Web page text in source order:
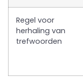
Regel voor
herhaling van
trefwoorden